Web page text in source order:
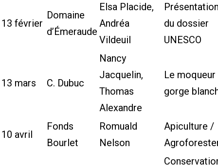
13 février
Domaine
d’Émeraude
Elsa Placide,
Andréa
Vildeuil
du dossier
UNESCO
13 mars C. Dubuc
Nancy
Jacquelin,
Thomas
Alexandre
Le moqueur
gorge
10 avril
Fonds
Bourlet
Romuald
Nelson
Apiculture /